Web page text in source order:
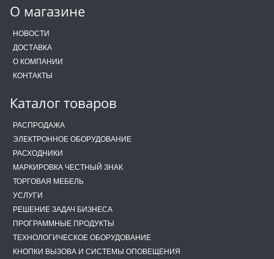
О магазине
НОВОСТИ
ДОСТАВКА
О КОМПАНИИ
КОНТАКТЫ
Каталог товаров
РАСПРОДАЖА
ЭЛЕКТРОННОЕ ОБОРУДОВАНИЕ
РАСХОДНИКИ
МАРКИРОВКА ЧЕСТНЫЙ ЗНАК
ТОРГОВАЯ МЕБЕЛЬ
УСЛУГИ
РЕШЕНИЕ ЗАДАЧ БИЗНЕСА
ПРОГРАММНЫЕ ПРОДУКТЫ
ТЕХНОЛОГИЧЕСКОЕ ОБОРУДОВАНИЕ
КНОПКИ ВЫЗОВА И СИСТЕМЫ ОПОВЕЩЕНИЯ